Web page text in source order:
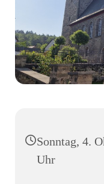
Sonntag, 4.
Uhr